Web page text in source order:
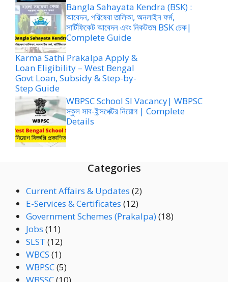
Bangla Sahayata Kendra (BSK) :
আবেদন, পরিষেবা তালিকা, অনলাইন ফর্ম,
সার্টিফিকেট আবেদন এবং নিকটতম BSK চেক|
Complete Guide
Karma Sathi Prakalpa Apply &
Loan Eligibility – West Bengal
Govt Loan, Subsidy & Step-by-
Step Guide
WBPSC School SI Vacancy| WBPSC
স্কুল সাব-ইন্সপেক্টর নিয়োগ | Complete
Details
Categories
Current Affairs & Updates (2)
E-Services & Certificates (12)
Government Schemes (Prakalpa)(18)
Jobs (11)
SLST (12)
WBCS (1)
WBPSC(5)
WBSSC(10)